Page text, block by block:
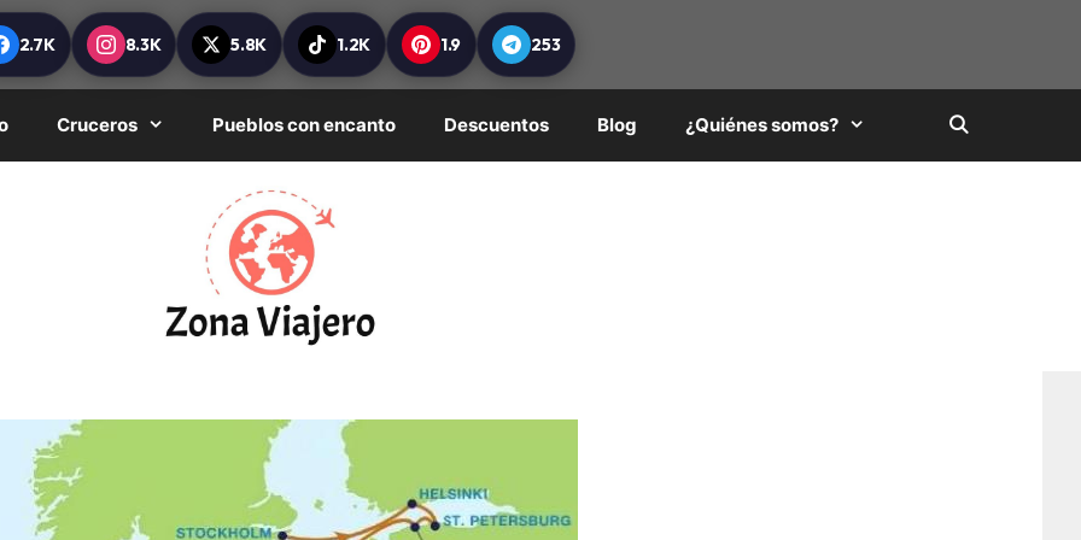
2.7K 8.3K 5.8K 1.2K 1.9 253
Cruceros Pueblos con encanto Descuentos Blog ¿Quiénes somos?